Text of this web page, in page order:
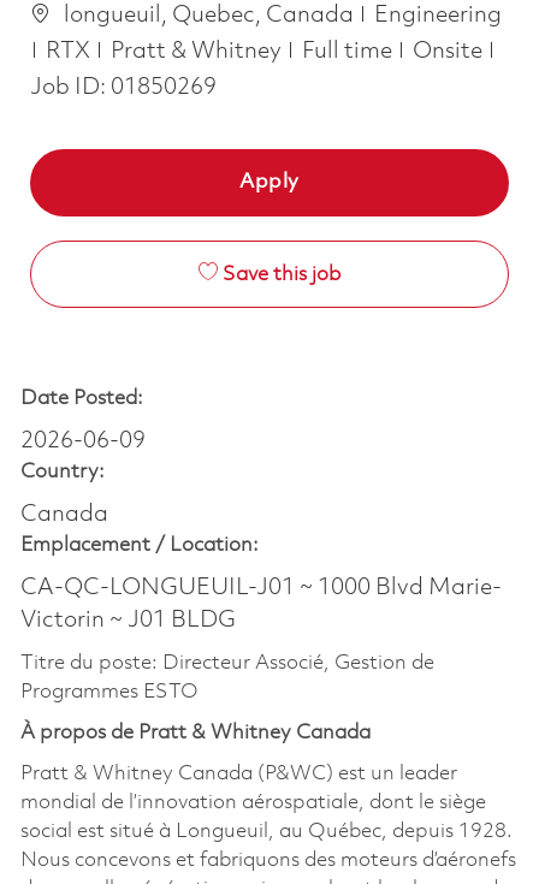
Location
longueuil, Quebec, Canada Category
Engineering
RTX
Pratt & Whitney Job Type
Full time
Onsite
Job ID: 01850269
Apply
Save this job
Date Posted:
2026-06-09
Country:
Canada
Emplacement / Location:
CA-QC-LONGUEUIL-J01 ~ 1000 Blvd Marie-
Victorin ~ J01 BLDG
Titre du poste: Directeur Associé, Gestion de
Programmes ESTO
À propos de Pratt & Whitney Canada
Pratt & Whitney Canada (P&WC) est un leader
mondial de l’innovation aérospatiale, dont le siège
social est situé à Longueuil, au Québec, depuis 1928.
Nous concevons et fabriquons des moteurs d’aéronefs